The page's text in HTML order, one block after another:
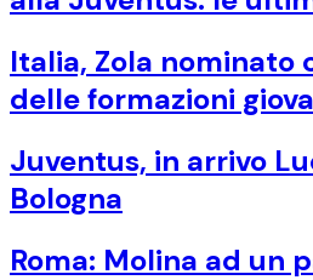
Italia, Zola nominato
delle formazioni
Juventus, in arrivo
Bologna
Roma: Molina ad un